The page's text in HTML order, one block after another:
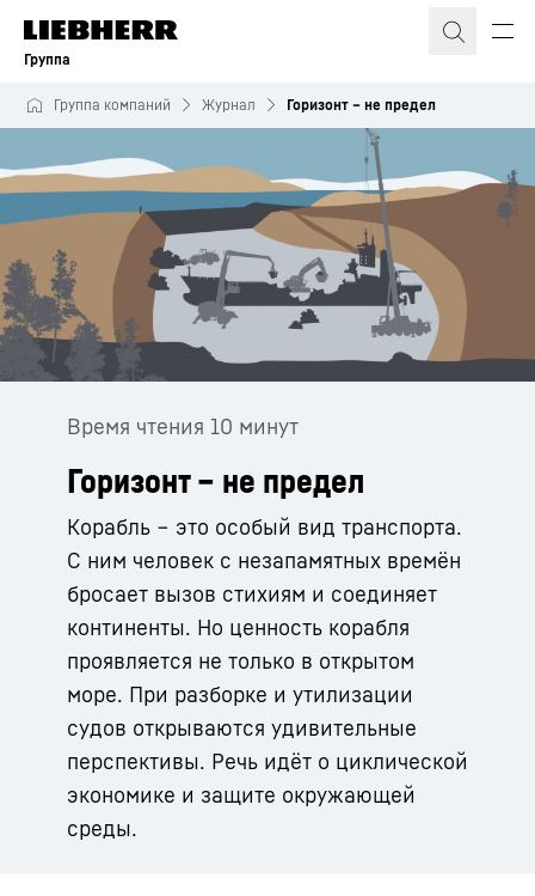
Группа
Группа компаний Журнал Горизонт – не предел
Время чтения 10 минут
Горизонт – не предел
Корабль ‒ это особый вид транспорта.
С ним человек с незапамятных времён
бросает вызов стихиям и соединяет
континенты. Но ценность корабля
проявляется не только в открытом
море. При разборке и утилизации
судов открываются удивительные
перспективы. Речь идёт о циклической
экономике и защите окружающей
среды.